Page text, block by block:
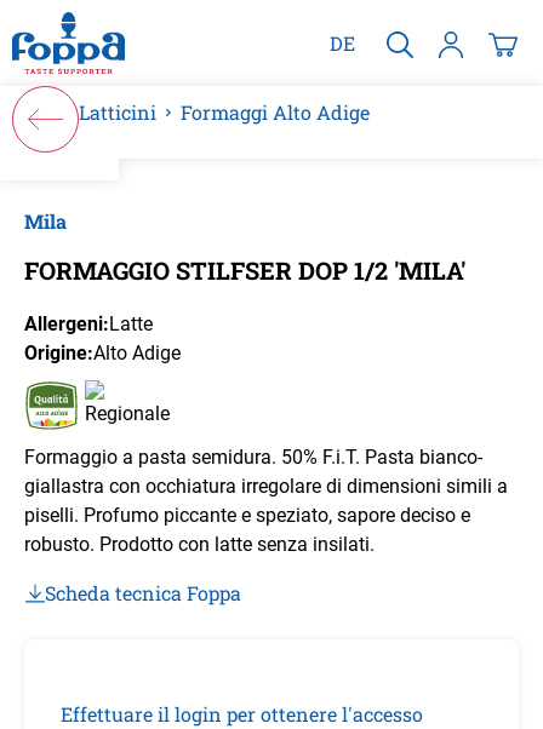
principale
DE
Latticini Formaggi Alto Adige
Mila
FORMAGGIO STILFSER DOP 1/2 'MILA'
Allergeni:Latte
Origine:Alto Adige
Formaggio a pasta semidura. 50% F.i.T. Pasta bianco-
giallastra con occhiatura irregolare di dimensioni simili a
piselli. Profumo piccante e speziato, sapore deciso e
robusto. Prodotto con latte senza insilati.
Scheda tecnica Foppa
Effettuare il login per ottenere l'accesso